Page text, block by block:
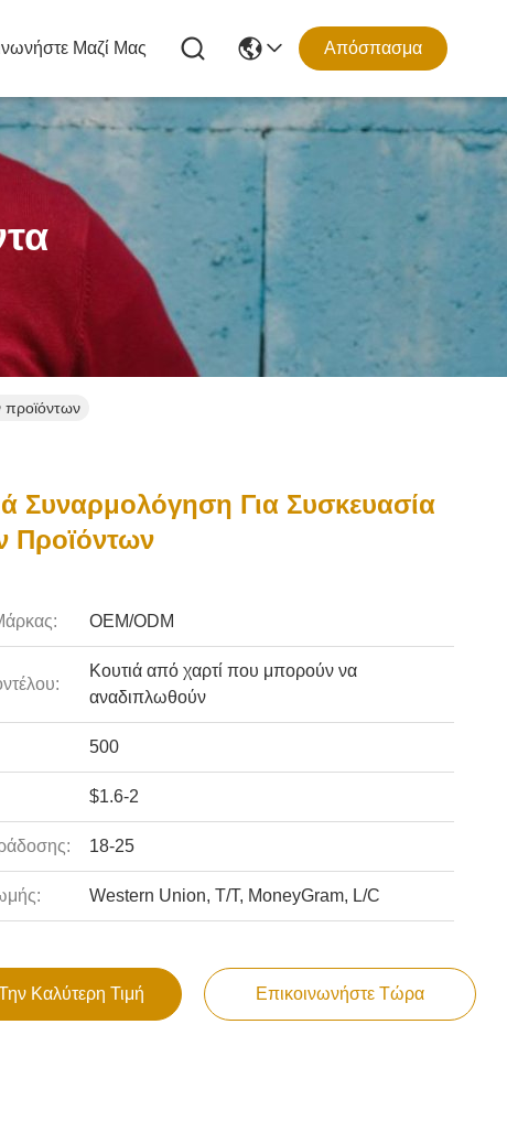
Μαζί Μας Απόσπασμα
προϊόντων
Συναρμολόγηση Για Συσκευασία
Προϊόντων
OEM/ODM
Κουτιά από χαρτί που μπορούν να
αναδιπλωθούν
500
$1.6-2
18-25
Western Union, T/T, MoneyGram, L/C
Καλύτερη Τιμή Επικοινωνήστε Τώρα